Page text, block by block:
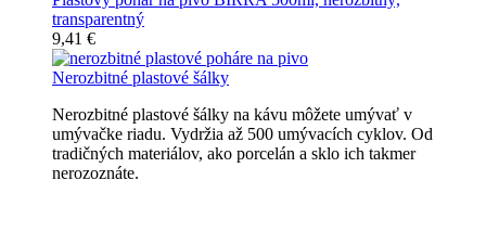
transparentný
9,41 €
Nerozbitné plastové šálky
Nerozbitné plastové šálky na kávu môžete umývať v
umývačke riadu. Vydržia až 500 umývacích cyklov. Od
tradičných materiálov, ako porcelán a sklo ich takmer
nerozoznáte.